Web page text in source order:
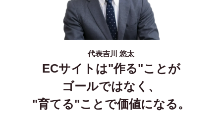
代表吉川 悠太
ECサイトは"作る"ことが
ゴールではなく、
"育てる"ことで価値になる。